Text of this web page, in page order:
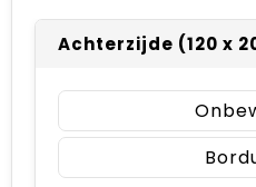
Achterzijde (120 x